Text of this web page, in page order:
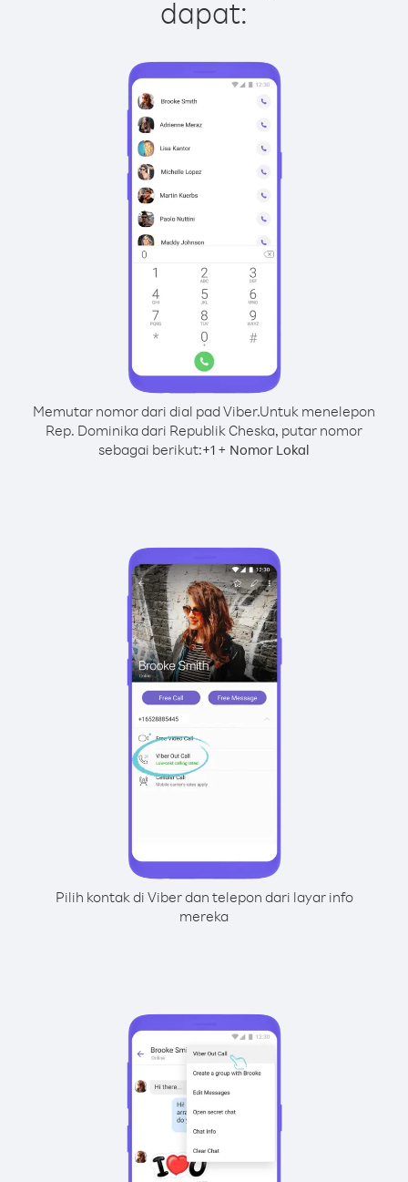
dapat:
Memutar nomor dari dial pad Viber.Untuk menelepon
Rep. Dominika dari Republik Cheska, putar nomor
sebagai berikut:+1 + Nomor Lokal
Pilih kontak di Viber dan telepon dari layar info
mereka